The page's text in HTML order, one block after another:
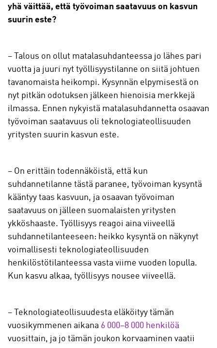
yhä väittää, että työvoiman saatavuus on kasvun
suurin este?
– Talous on ollut matalasuhdanteessa jo lähes pari
vuotta ja juuri nyt työllisyystilanne on siitä johtuen
tavanomaista heikompi. Kysynnän elpymisestä on
nyt pitkän odotuksen jälkeen hienoisia merkkejä
ilmassa. Ennen nykyistä matalasuhdannetta osaavan
työvoiman saatavuus oli teknologiateollisuuden
yritysten suurin kasvun este.
– On erittäin todennäköistä, että kun
suhdannetilanne tästä paranee, työvoiman kysyntä
kääntyy taas kasvuun, ja osaavan työvoiman
saatavuus on jälleen suomalaisten yritysten
ykköshaaste. Työllisyys reagoi aina viiveellä
suhdannetilanteeseen: heikko kysyntä on näkynyt
voimallisesti teknologiateollisuuden
henkilöstötilanteessa vasta viime vuoden lopulla.
Kun kasvu alkaa, työllisyys nousee viiveellä.
– Teknologiateollisuudesta eläköityy tämän
vuosikymmenen aikana 6 000–8 000 henkilöä
vuosittain, ja jo tämän joukon korvaaminen vaatii